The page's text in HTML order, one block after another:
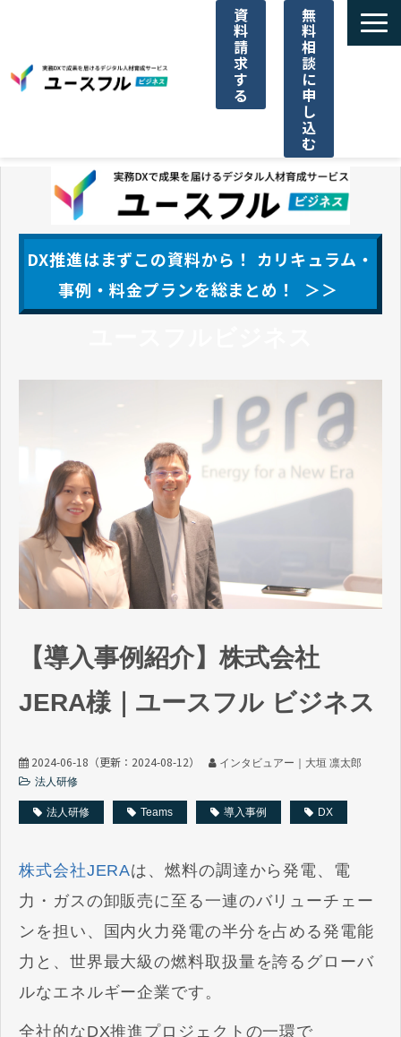
資
料
請
求
す
る
無
料
相
談
に
申
し
込
む
サービス一覧
選ばれる理由
ご利用料金
DX推進はまずこの資料から！ カリキュラム・
事例・料金プランを総まとめ！ ＞＞
【導入事例紹介】株式会社
JERA様｜ユースフル ビジネス
2024-06-18 （更新： 2024-08-12）
インタビュアー｜大垣 凛太郎
法人研修
法人研修 Teams 導入事例 DX
株式会社JERAは、燃料の調達から発電、電
力・ガスの卸販売に至る一連のバリューチェー
ンを担い、国内火力発電の半分を占める発電能
力と、世界最大級の燃料取扱量を誇るグローバ
ルなエネルギー企業です。
全社的なDX推進プロジェクトの一環で